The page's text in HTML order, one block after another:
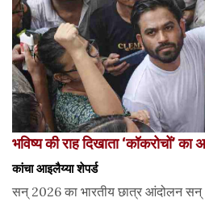
भविष्य की राह दिखाता ‘कॉकरोचों’
कांचा आइलैय्या शेपर्ड
सन् 2026 का भारतीय छात्र आंदोलन सन्